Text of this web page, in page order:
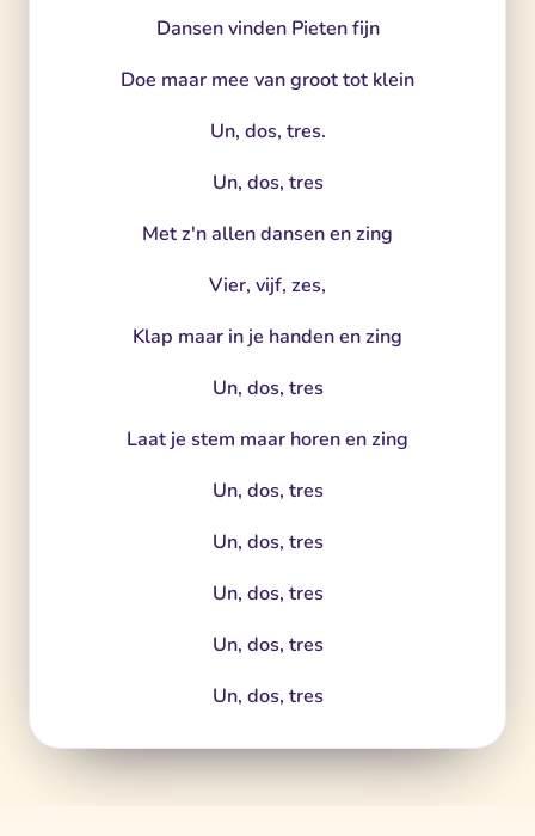
Dansen vinden Pieten fijn
Doe maar mee van groot tot klein
Un, dos, tres.
Un, dos, tres
Met z'n allen dansen en zing
Vier, vijf, zes,
Klap maar in je handen en zing
Un, dos, tres
Laat je stem maar horen en zing
Un, dos, tres
Un, dos, tres
Un, dos, tres
Un, dos, tres
Un, dos, tres